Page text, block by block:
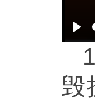
毁